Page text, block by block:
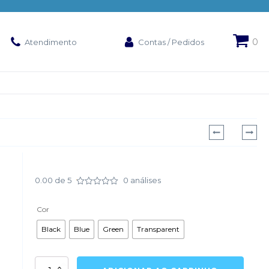
Atendimento Contas / Pedidos
0.00 de 5 0 análises
Cor
Black Blue Green Transparent
Sub-